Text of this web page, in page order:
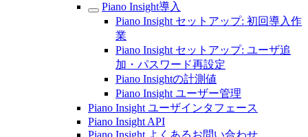
Piano Insight導入
Piano Insight セットアップ: 初回導入作
業
Piano Insight セットアップ: ユーザ追
加・パスワード再設定
Piano Insightの計測値
Piano Insight ユーザー管理
Piano Insight ユーザインタフェース
Piano Insight API
Piano Insight よくあるお問い合わせ